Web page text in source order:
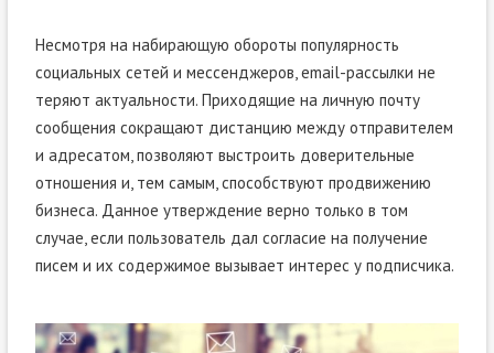
Несмотря на набирающую обороты популярность
социальных сетей и мессенджеров, email-рассылки не
теряют актуальности. Приходящие на личную почту
сообщения сокращают дистанцию между отправителем
и адресатом, позволяют выстроить доверительные
отношения и, тем самым, способствуют продвижению
бизнеса. Данное утверждение верно только в том
случае, если пользователь дал согласие на получение
писем и их содержимое вызывает интерес у подписчика.